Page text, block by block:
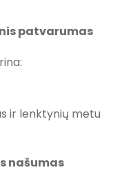
patvarumas
ir lenktynių metu
našumas